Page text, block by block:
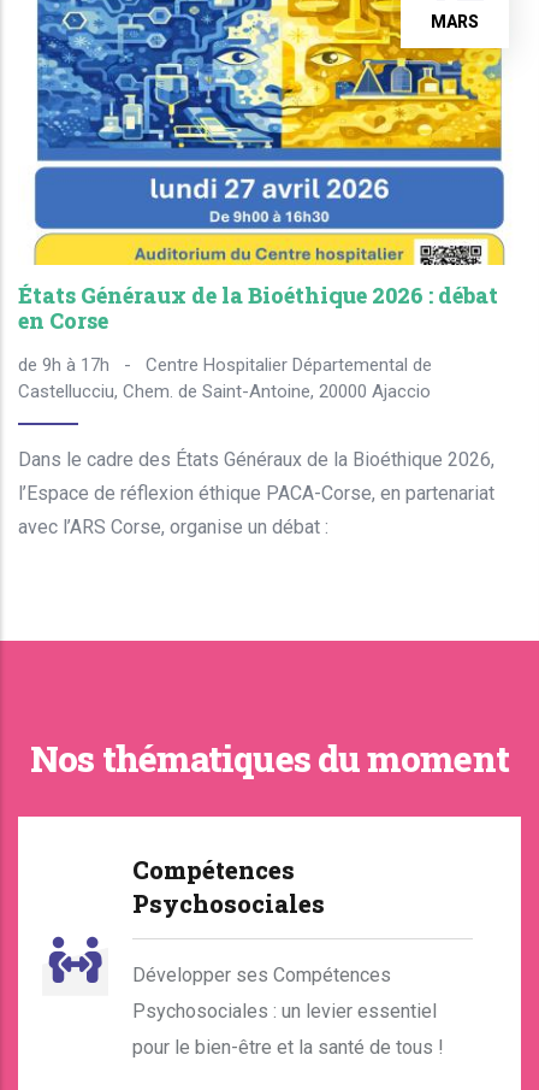
MARS
États Généraux de la Bioéthique 2026 : débat
en Corse
de 9h à 17h -
Centre Hospitalier Départemental de
Castellucciu, Chem. de Saint-Antoine, 20000 Ajaccio
Dans le cadre des États Généraux de la Bioéthique 2026,
l’Espace de réflexion éthique PACA-Corse, en partenariat
avec l’ARS Corse, organise un débat :
Nos thématiques du moment
Compétences
Psychosociales
Développer ses Compétences
Psychosociales : un levier essentiel
pour le bien-être et la santé de tous !